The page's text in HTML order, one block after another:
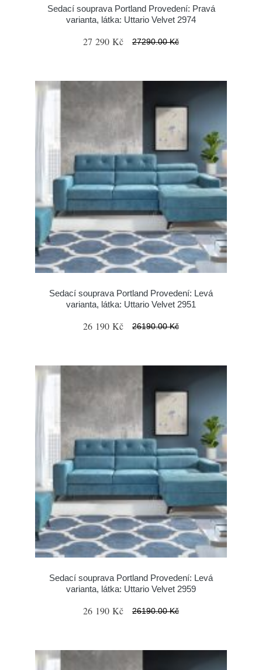
Sedací souprava Portland Provedení: Pravá
varianta, látka: Uttario Velvet 2974
27 290 Kč 27290.00 Kč
Sedací souprava Portland Provedení: Levá
varianta, látka: Uttario Velvet 2951
26 190 Kč 26190.00 Kč
Sedací souprava Portland Provedení: Levá
varianta, látka: Uttario Velvet 2959
26 190 Kč 26190.00 Kč